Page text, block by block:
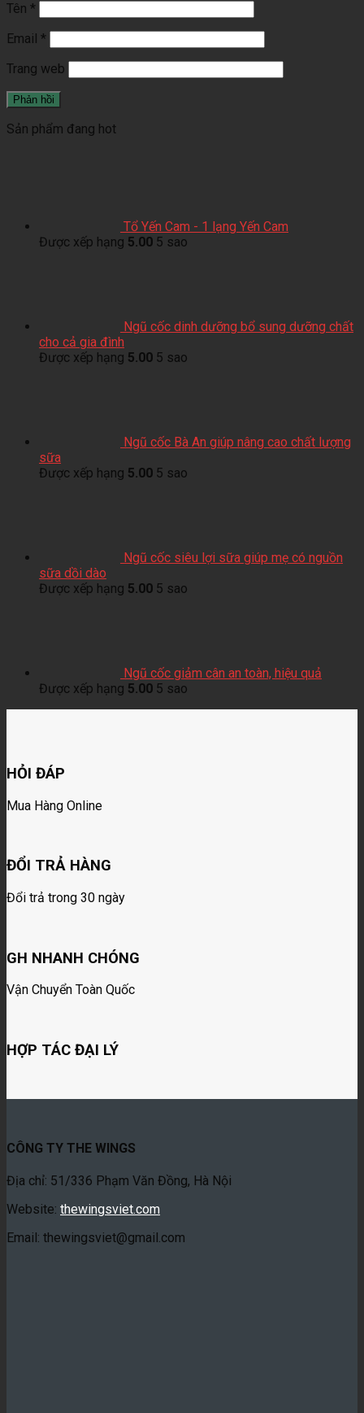
Tên *
Email *
Trang web
Sản phẩm đang hot
Tổ Yến Cam - 1 lạng Yến Cam
Được xếp hạng 5.00 5 sao
Ngũ cốc dinh dưỡng bổ sung dưỡng chất
cho cả gia đình
Được xếp hạng 5.00 5 sao
Ngũ cốc Bà An giúp nâng cao chất lượng
sữa
Được xếp hạng 5.00 5 sao
Ngũ cốc siêu lợi sữa giúp mẹ có nguồn
sữa dồi dào
Được xếp hạng 5.00 5 sao
Ngũ cốc giảm cân an toàn, hiệu quả
Được xếp hạng 5.00 5 sao
HỎI ĐÁP
Mua Hàng Online
ĐỔI TRẢ HÀNG
Đổi trả trong 30 ngày
GH NHANH CHÓNG
Vận Chuyển Toàn Quốc
HỢP TÁC ĐẠI LÝ
CÔNG TY THE WINGS
Địa chỉ: 51/336 Phạm Văn Đồng, Hà Nội
Website: thewingsviet.com
Email: thewingsviet@gmail.com